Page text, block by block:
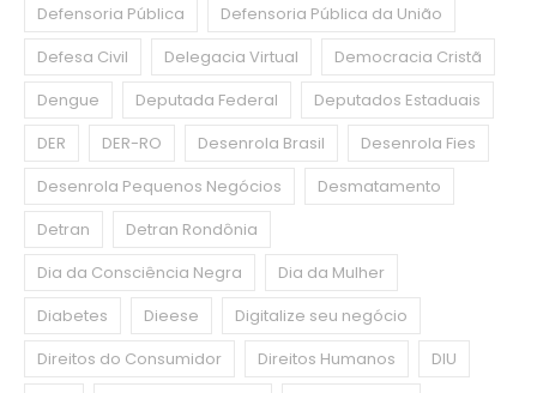
Defensoria Pública
Defensoria Pública da União
Defesa Civil
Delegacia Virtual
Democracia Cristã
Dengue
Deputada Federal
Deputados Estaduais
DER
DER-RO Desenrola Brasil
Desenrola Fies
Desenrola Pequenos Negócios
Desmatamento
Detran
Detran Rondônia
Dia da Consciência Negra
Dia da Mulher
Diabetes
Dieese
Digitalize seu negócio
Direitos do Consumidor
Direitos Humanos
DIU